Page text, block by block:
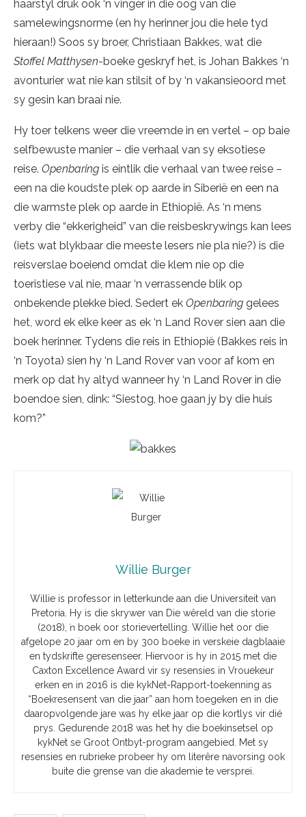
haarstyl druk ook ‘n vinger in die oog van die
samelewingsnorme (en hy herinner jou die hele tyd
hieraan!) Soos sy broer, Christiaan Bakkes, wat die
Stoffel Matthysen-boeke geskryf het, is Johan Bakkes ‘n
avonturier wat nie kan stilsit of by ‘n vakansieoord met
sy gesin kan braai nie.
Hy toer telkens weer die vreemde in en vertel – op baie
selfbewuste manier – die verhaal van sy eksotiese
reise. Openbaring is eintlik die verhaal van twee reise –
een na die koudste plek op aarde in Siberië en een na
die warmste plek op aarde in Ethiopië. As ‘n mens
verby die “ekkerigheid” van die reisbeskrywings kan lees
(iets wat blykbaar die meeste lesers nie pla nie?) is die
reisverslae boeiend omdat die klem nie op die
toeristiese val nie, maar ‘n verrassende blik op
onbekende plekke bied. Sedert ek Openbaring gelees
het, word ek elke keer as ek ‘n Land Rover sien aan die
boek herinner. Tydens die reis in Ethiopië (Bakkes reis in
‘n Toyota) sien hy ‘n Land Rover van voor af kom en
merk op dat hy altyd wanneer hy ‘n Land Rover in die
boendoe sien, dink: “Siestog, hoe gaan jy by die huis
kom?”
Willie Burger
Willie is professor in letterkunde aan die Universiteit van
Pretoria. Hy is die skrywer van Die wêreld van die storie
(2018), ŉ boek oor storievertelling. Willie het oor die
afgelope 20 jaar om en by 300 boeke in verskeie dagblaaie
en tydskrifte geresenseer. Hiervoor is hy in 2015 met die
Caxton Excellence Award vir sy resensies in Vrouekeur
erken en in 2016 is die kykNet-Rapport-toekenning as
“Boekresensent van die jaar” aan hom toegeken en in die
daaropvolgende jare was hy elke jaar op die kortlys vir dié
prys. Gedurende 2018 was het hy die boekinsetsel op
kykNet se Groot Ontbyt-program aangebied. Met sy
resensies en rubrieke probeer hy om literêre navorsing ook
buite die grense van die akademie te versprei.